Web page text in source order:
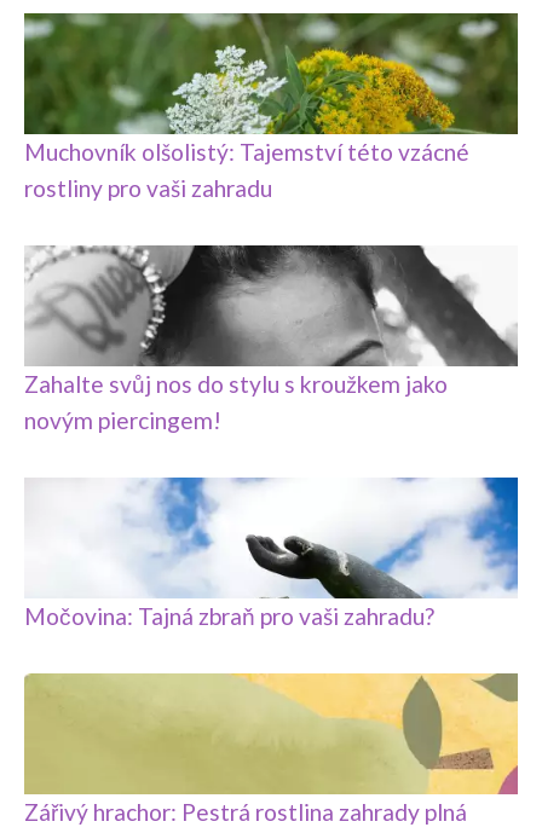
Muchovník olšolistý: Tajemství této vzácné
rostliny pro vaši zahradu
Zahalte svůj nos do stylu s kroužkem jako
novým piercingem!
Močovina: Tajná zbraň pro vaši zahradu?
Zářivý hrachor: Pestrá rostlina zahrady plná